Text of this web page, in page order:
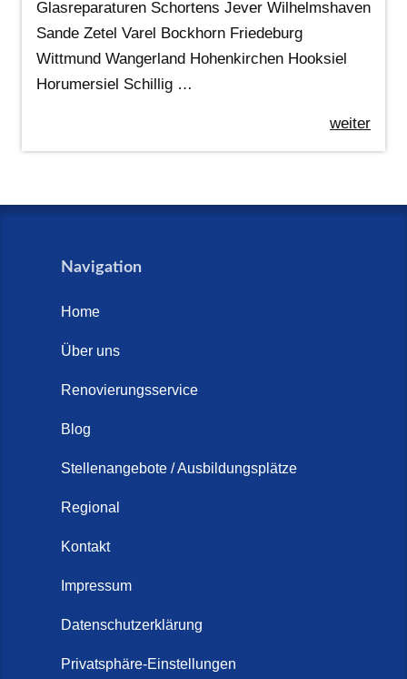
Glasreparaturen Schortens Jever Wilhelmshaven
Sande Zetel Varel Bockhorn Friedeburg
Wittmund Wangerland Hohenkirchen Hooksiel
Horumersiel Schillig …
weiter
Navigation
Home
Über uns
Renovierungsservice
Blog
Stellenangebote / Ausbildungsplätze
Regional
Kontakt
Impressum
Datenschutzerklärung
Privatsphäre-Einstellungen